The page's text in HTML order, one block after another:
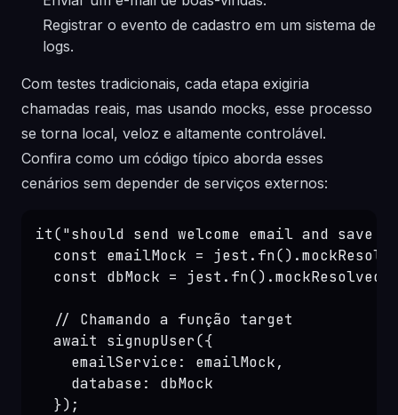
Registrar o evento de cadastro em um sistema de
logs.
Com testes tradicionais, cada etapa exigiria
chamadas reais, mas usando mocks, esse processo
se torna local, veloz e altamente controlável.
Confira como um código típico aborda esses
cenários sem depender de serviços externos:
it("should send welcome email and save
const emailMock =
const dbMock =
  // Chamando a função target
  await signupUser({
    emailService: emailMock,
    database: dbMock
  });